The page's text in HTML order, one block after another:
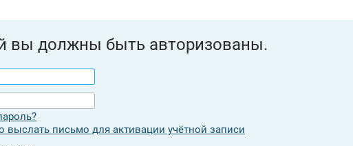
вы должны быть авторизованы.
выслать письмо для активации учётной записи